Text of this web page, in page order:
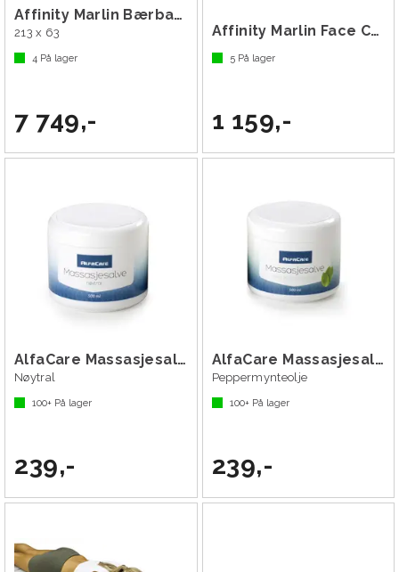
Affinity Marlin Bærbar Behandlingsbenk
213 x 63
4 På lager
7 749,-
Affinity Marlin Face Cradle Kit
5På lager
1 159,-
AlfaCare Massasjesalve 500 ml
Nøytral
100+ På lager
239,-
AlfaCare Massasjesalve 500 ml
Peppermynteolje
100+På lager
239,-